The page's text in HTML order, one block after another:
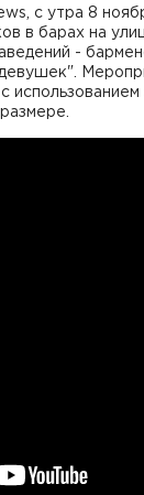
с утра 8
в барах на
-